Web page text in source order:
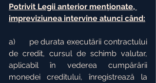
Potrivit Legii anterior menționate,
impreviziunea intervine atunci când:
a)      pe durata executării contractului
de credit, cursul de schimb valutar,
aplicabil în vederea cumpărării
monedei creditului, înregistrează la